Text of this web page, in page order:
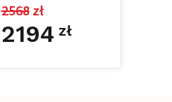
2568 zł
2194 zł